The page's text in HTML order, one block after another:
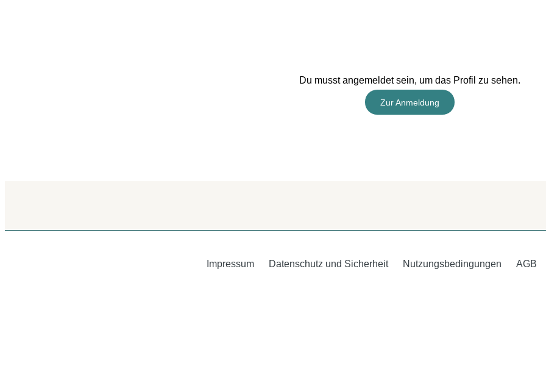
Du musst angemeldet sein, um das Profil zu sehen.
Zur Anmeldung
Impressum Datenschutz und Sicherheit Nutzungsbedingungen AGB